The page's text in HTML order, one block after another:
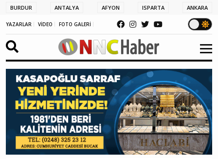
BURDUR ANTALYA AFYON ISPARTA ANKARA
YAZARLAR VİDEO FOTO GALERİ